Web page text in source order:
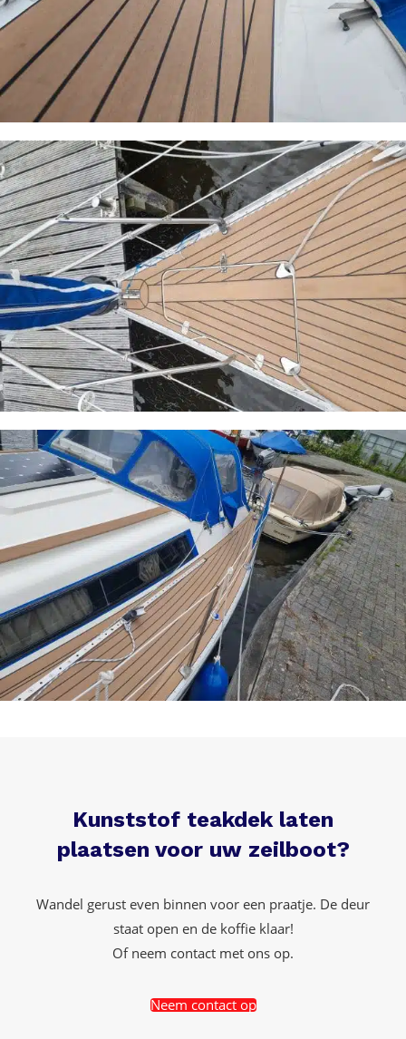
Kunststof teakdek laten
plaatsen voor uw zeilboot?
Wandel gerust even binnen voor een praatje. De deur
staat open en de koffie klaar!
Of neem contact met ons op.
Neem contact op